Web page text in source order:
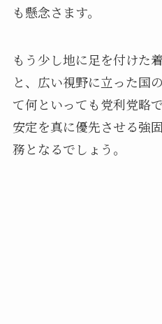
も懸念さます。
もう少し地に足を付けた
と、広い視野に立った国
て何といっても党利党略
安定を真に優先させる強
務となるでしょう。